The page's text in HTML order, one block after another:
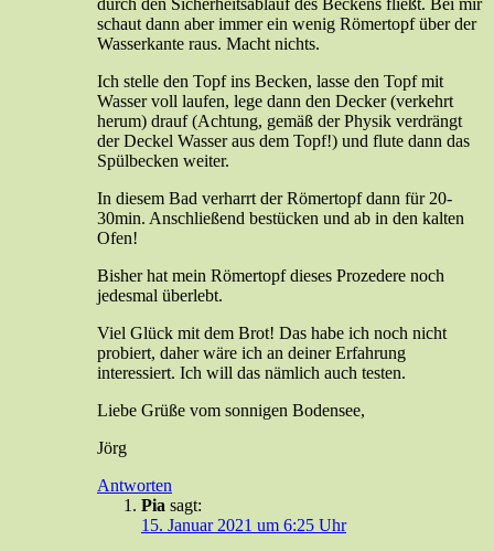
schaut dann aber immer ein wenig Römertopf über der
Wasserkante raus. Macht nichts.
Ich stelle den Topf ins Becken, lasse den Topf mit
Wasser voll laufen, lege dann den Decker (verkehrt
herum) drauf (Achtung, gemäß der Physik verdrängt
der Deckel Wasser aus dem Topf!) und flute dann das
Spülbecken weiter.
In diesem Bad verharrt der Römertopf dann für 20-
30min. Anschließend bestücken und ab in den kalten
Ofen!
Bisher hat mein Römertopf dieses Prozedere noch
jedesmal überlebt.
Viel Glück mit dem Brot! Das habe ich noch nicht
probiert, daher wäre ich an deiner Erfahrung
interessiert. Ich will das nämlich auch testen.
Liebe Grüße vom sonnigen Bodensee,
Jörg
Antworten
Pia sagt:
15. Januar 2021 um 6:25 Uhr